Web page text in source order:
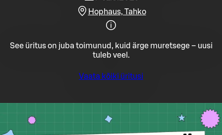
Hophaus, Tahko
See üritus on juba toimunud, kuid ärge muretsege – uusi
tuleb veel.
Vaata kõiki üritusi